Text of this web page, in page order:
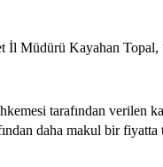
Kayahan Topal,
tarafından verilen
daha makul bir